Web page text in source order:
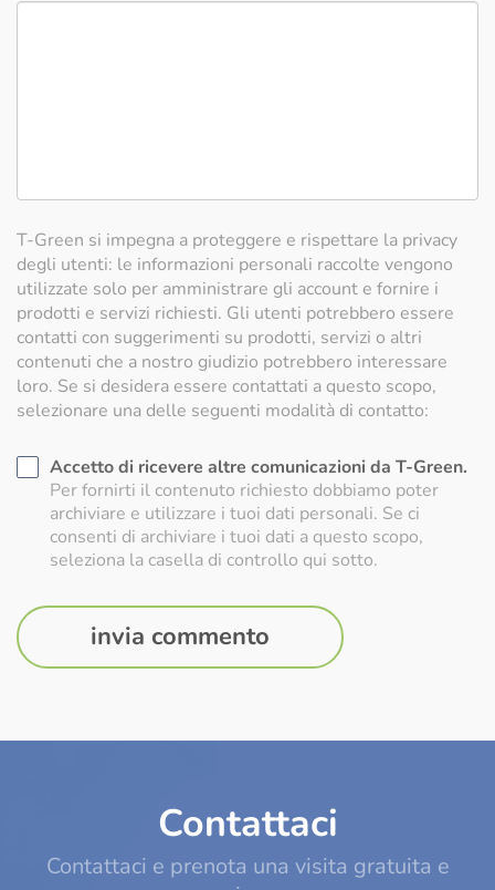
T-Green si impegna a proteggere e rispettare la privacy
degli utenti: le informazioni personali raccolte vengono
utilizzate solo per amministrare gli account e fornire i
prodotti e servizi richiesti. Gli utenti potrebbero essere
contatti con suggerimenti su prodotti, servizi o altri
contenuti che a nostro giudizio potrebbero interessare
loro. Se si desidera essere contattati a questo scopo,
selezionare una delle seguenti modalità di contatto:
Accetto di ricevere altre comunicazioni da T-Green.
Per fornirti il contenuto richiesto dobbiamo poter
archiviare e utilizzare i tuoi dati personali. Se ci
consenti di archiviare i tuoi dati a questo scopo,
seleziona la casella di controllo qui sotto.
Contattaci
Contattaci e prenota una visita gratuita e